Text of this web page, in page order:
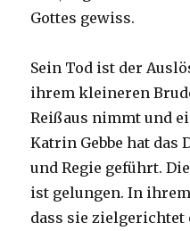
Gottes gewiss.
Sein Tod ist der
ihrem kleineren
Reißaus nimmt und
Katrin Gebbe hat das
und Regie geführt.
ist gelungen. In
dass sie zielgerichtet